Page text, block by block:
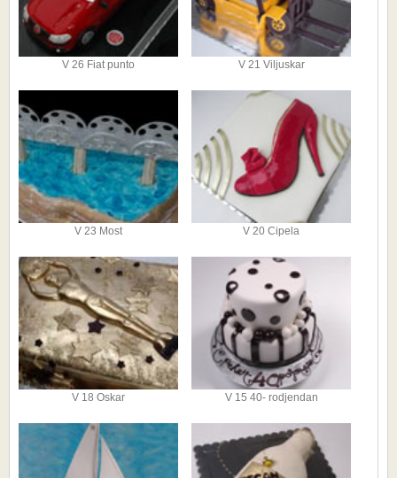
V 26 Fiat punto V 21 Viljuskar
V 23 Most V 20 Cipela
V 18 Oskar V 15 40- rodjendan